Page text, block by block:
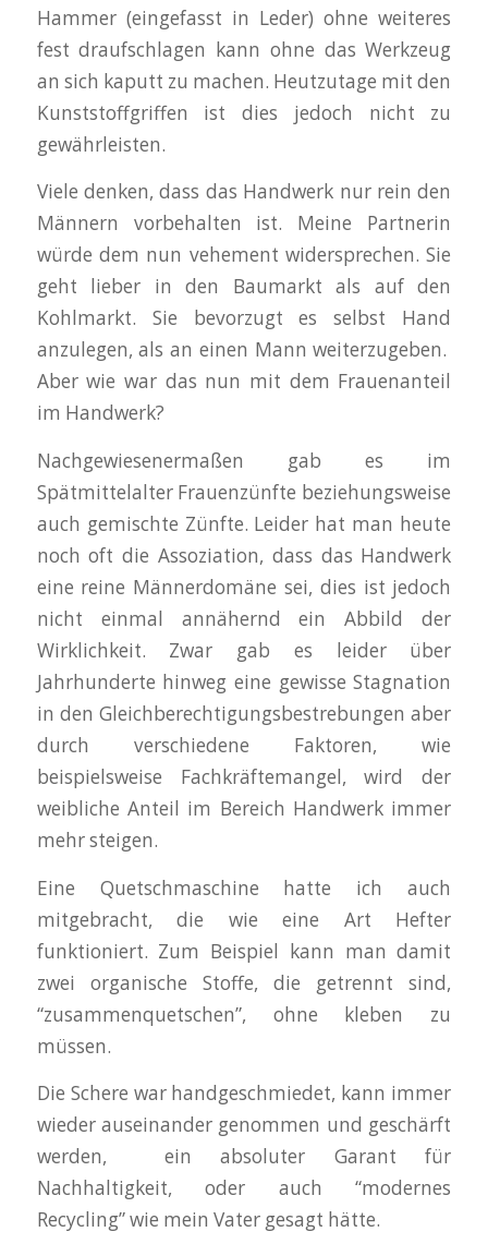
Hammer (eingefasst in Leder) ohne weiteres
fest draufschlagen kann ohne das Werkzeug
an sich kaputt zu machen. Heutzutage mit den
Kunststoffgriffen ist dies jedoch nicht zu
gewährleisten.
Viele denken, dass das Handwerk nur rein den
Männern vorbehalten ist. Meine Partnerin
würde dem nun vehement widersprechen. Sie
geht lieber in den Baumarkt als auf den
Kohlmarkt. Sie bevorzugt es selbst Hand
anzulegen, als an einen Mann weiterzugeben.
Aber wie war das nun mit dem Frauenanteil
im Handwerk?
Nachgewiesenermaßen gab es im
Spätmittelalter Frauenzünfte beziehungsweise
auch gemischte Zünfte. Leider hat man heute
noch oft die Assoziation, dass das Handwerk
eine reine Männerdomäne sei, dies ist jedoch
nicht einmal annähernd ein Abbild der
Wirklichkeit. Zwar gab es leider über
Jahrhunderte hinweg eine gewisse Stagnation
in den Gleichberechtigungsbestrebungen aber
durch verschiedene Faktoren, wie
beispielsweise Fachkräftemangel, wird der
weibliche Anteil im Bereich Handwerk immer
mehr steigen.
Eine Quetschmaschine hatte ich auch
mitgebracht, die wie eine Art Hefter
funktioniert. Zum Beispiel kann man damit
zwei organische Stoffe, die getrennt sind,
“zusammenquetschen”, ohne kleben zu
müssen.
Die Schere war handgeschmiedet, kann immer
wieder auseinander genommen und geschärft
werden, ein absoluter Garant für
Nachhaltigkeit, oder auch “modernes
Recycling” wie mein Vater gesagt hätte.